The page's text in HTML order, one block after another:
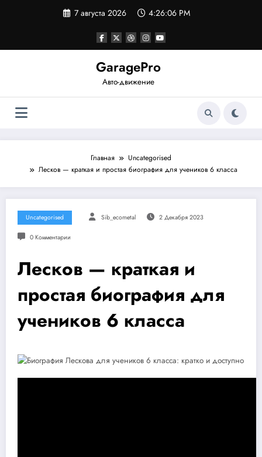
7 августа 2026 4:26:06 PM
GaragePro
Авто-движение
Главная
Uncategorised
Лесков — краткая и простая биография для учеников 6 класса
Uncategorised Sib_ecometal 2 Декабря 2023
0 Комментарии
Лесков — краткая и
простая биография для
учеников 6 класса